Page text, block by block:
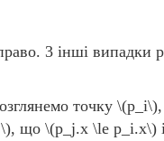
3 інші випадки
точку \(p_i\)
, що \(p_j.x \le p_i.x\)